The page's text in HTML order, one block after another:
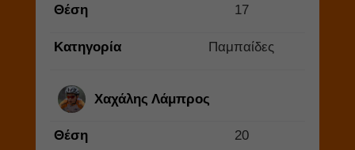
Θέση 17
Κατηγορία Παμπαίδες
Χαχάλης Λάμπρος
Θέση 20